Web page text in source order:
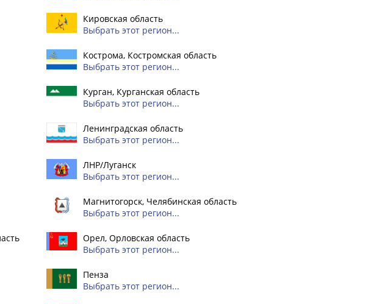
Кировская область
Выбрать этот регион...
Кострома, Костромская область
Выбрать этот регион...
Курган, Курганская область
Выбрать этот регион...
Ленинградская область
Выбрать этот регион...
ЛНР/Луганск
Выбрать этот регион...
Магнитогорск, Челябинская область
Выбрать этот регион...
Орел, Орловская область
Выбрать этот регион...
Пенза
Выбрать этот регион...